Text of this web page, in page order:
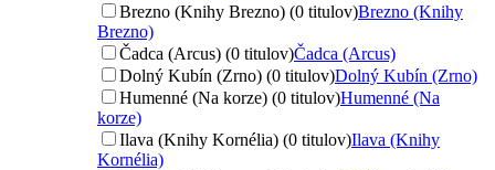
Brezno (Knihy Brezno) (0 titulov)Brezno (Knihy
Brezno)
Čadca (Arcus) (0 titulov)Čadca (Arcus)
Dolný Kubín (Zrno) (0 titulov)Dolný Kubín (Zrno)
Humenné (Na korze) (0 titulov)Humenné (Na
korze)
Ilava (Knihy Kornélia) (0 titulov)Ilava (Knihy
Kornélia)